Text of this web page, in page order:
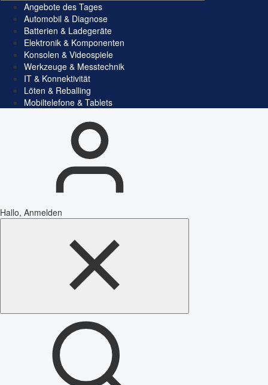
Angebote des Tages
Automobil & Diagnose
Batterien & Ladegeräte
Elektronik & Komponenten
Konsolen & Videospiele
Werkzeuge & Messtechnik
IT & Konnektivität
Löten & Reballing
Mobiltelefone & Tablets
Hallo, Anmelden